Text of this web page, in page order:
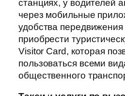
станциях, у водителей
через мобильные
удобства
приобрести
Visitor Card, которая
пользоваться всеми
общественного